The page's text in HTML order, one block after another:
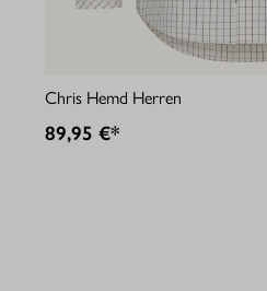
Chris Hemd Herren
89,95 €*